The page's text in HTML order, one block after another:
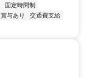
固定時間制
賞与あり
交通費支給